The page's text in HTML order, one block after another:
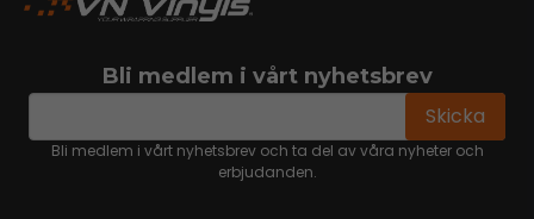
Bli medlem i vårt nyhetsbrev
email Skicka
Bli medlem i vårt nyhetsbrev och ta del av våra nyheter och
erbjudanden.